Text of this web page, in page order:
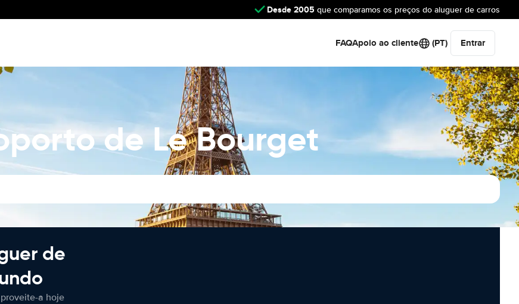
Desde 2005 que comparamos os preços do aluguer de carros
FAQApoio ao cliente (PT) Entrar
de Le Bourget
de
a hoje